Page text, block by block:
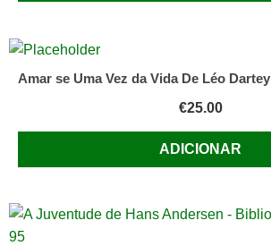
Amar se Uma Vez da Vida De Léo Dartey
€25.00
ADICIONAR